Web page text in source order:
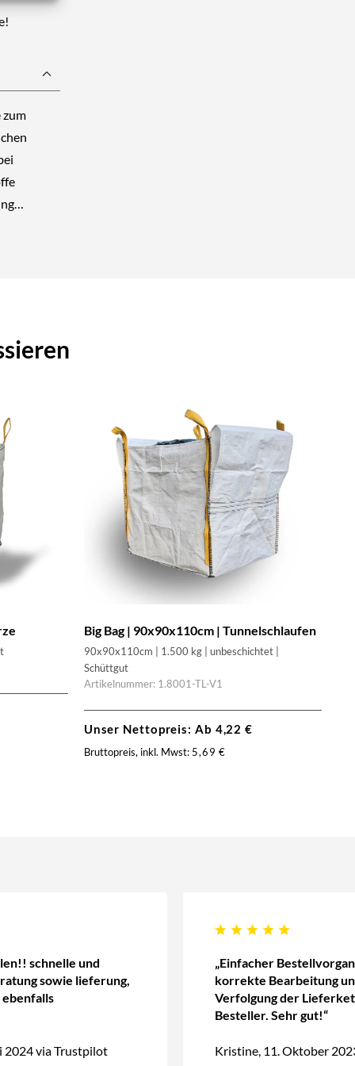
zum
Big Bag | 90x90x110cm | Tunnelschlaufen
90x90x110cm | 1.500 kg | unbeschichtet |
Schüttgut
Artikelnummer: 1.8001-TL-V1
Unser Nettopreis: Ab 4,22€
Bruttopreis, inkl. Mwst: 5,69€
schnelle und
sowie lieferung,
2024 via Trustpilot
„Einfacher
korrekte Bearbeitung
Verfolgung der
Besteller. Sehr gut!“
Kristine, 11. Oktober